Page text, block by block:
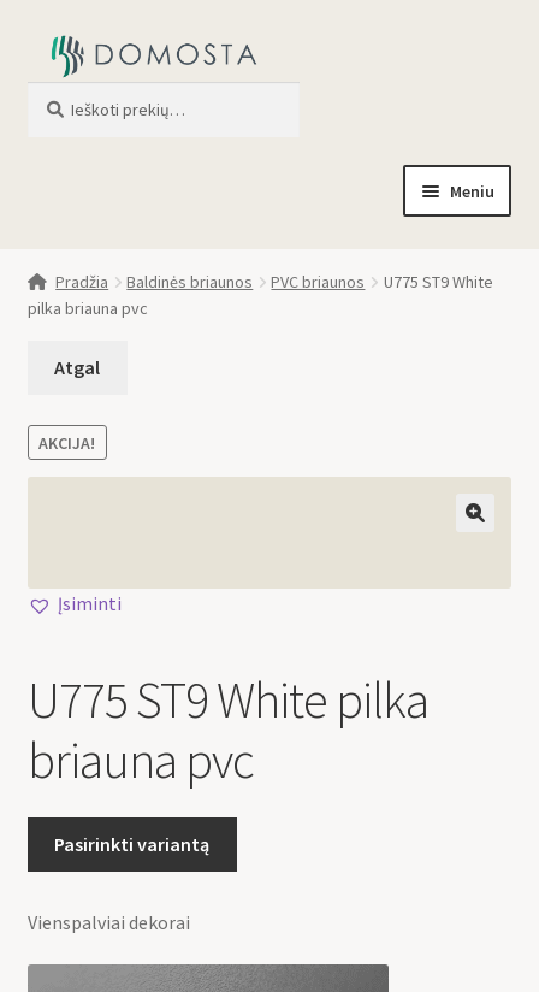
Meniu
Parduotuvė
Apie mus
Profilis
Pradžia Baldinės briaunos PVC briaunos
U775 ST9 White
pilka briauna pvc
AKCIJA!
Įsiminti
U775 ST9 White pilka
briauna pvc
Pasirinkti variantą
Vienspalviai dekorai